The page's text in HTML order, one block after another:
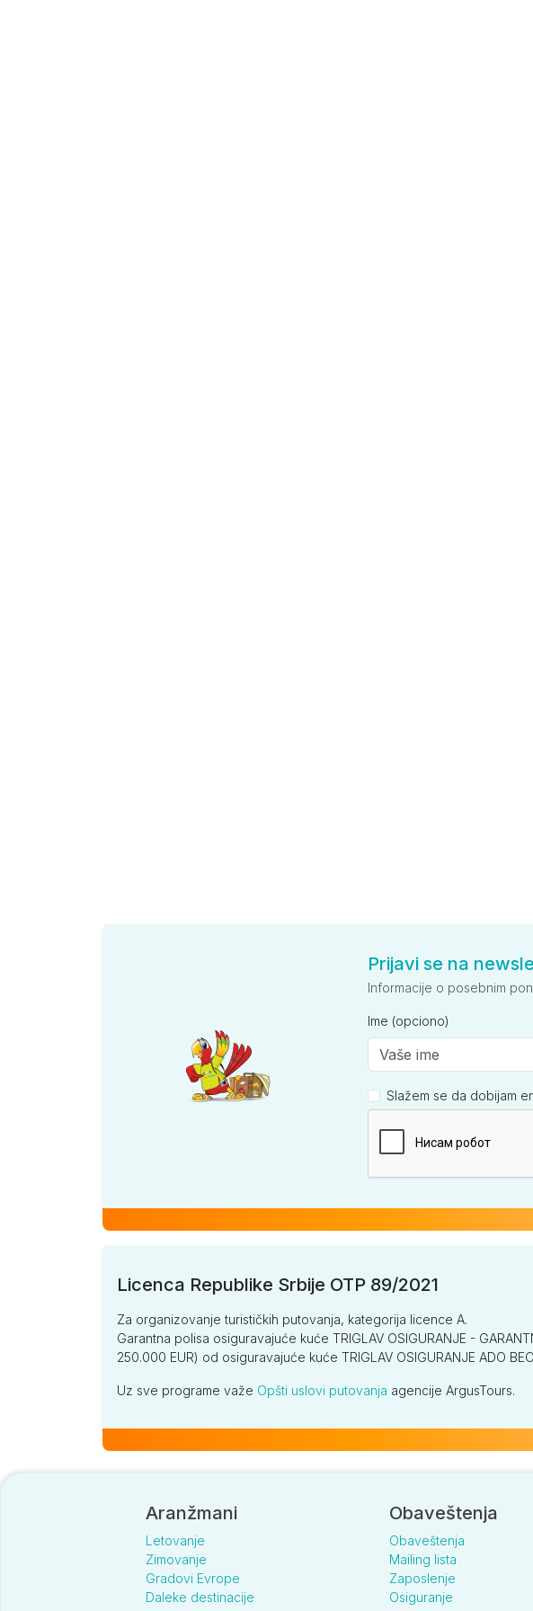
Prijavi se na
Informacije o posebnim
Ime (opciono)
Slažem se da dobijam
Licenca Republike Srbije OTP 89/2021
Za organizovanje turističkih putovanja, kategorija licence A.
Garantna polisa osiguravajuće kuće TRIGLAV OSIGURANJE -
250.000 EUR) od osiguravajuće kuće TRIGLAV OSIGURANJE ADO
Uz sve programe važe Opšti uslovi putovanja agencije ArgusTours.
Aranžmani
Letovanje
Zimovanje
Gradovi Evrope
Daleke destinacije
Obaveštenja
Obaveštenja
Mailing lista
Zaposlenje
Osiguranje